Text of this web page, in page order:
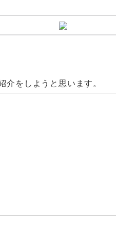
介をしようと思います。